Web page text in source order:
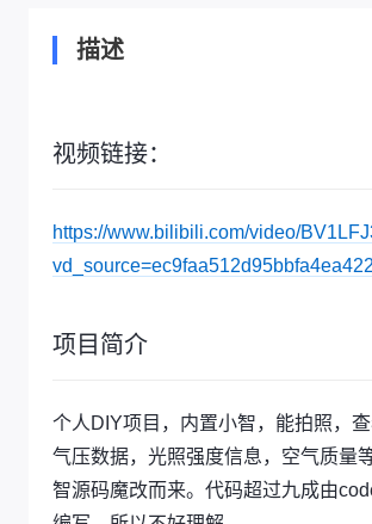
描述
视频链接：
https://www.bilibili.com/video/
项目简介
个人DIY项目，内置小智，能拍照，
气压数据，光照强度信息，空气质量
智源码魔改而来。代码超过九成由